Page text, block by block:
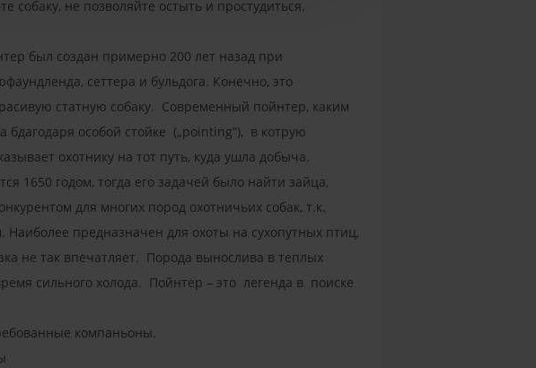
собаку, не позволяйте остыть и простудиться.
был создан примерно 200 лет назад при
сеттера и бульдога. Конечно, это
статную собаку. Современный пойнтер, каким
особой стойке („pointing”), в котрую
охотнику на тот путь, куда ушла добыча.
1650 годом, тогда его задачей было найти зайца,
для многих пород охотничьих собак, т.к.
предназначен для охоты на сухопутных птиц,
не так впечатляет. Порода вынослива в теплых
сильного холода. Пойнтер – это легенда в поиске
компаньоны.